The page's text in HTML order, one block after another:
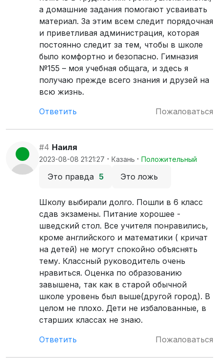
а домашние задания помогают усваивать
материал. За этим всем следит порядочная
и приветливая администрация, которая
постоянно следит за тем, чтобы в школе
было комфортно и безопасно. Гимназия
№155 – моя учебная общага, и здесь я
получаю прежде всего знания и друзей на
всю жизнь.
Ответить
Пожаловаться
#4 Наиля
2023-08-08 21:21:27 · Казань · Положительный
Это правда 5 Это ложь
Школу выбирали долго. Пошли в 6 класс
сдав экзамены. Питание хорошее -
шведский стол. Все учителя понравились,
кроме английского и математики ( кричат
на детей) не могут спокойно объяснять
тему. Классный руководитель очень
нравиться. Оценка по образованию
завышена, так как в старой обычной
школе уровень был выше(другой город). В
целом не плохо. Дети не избалованные, в
старших классах не знаю.
Ответить
Пожаловаться